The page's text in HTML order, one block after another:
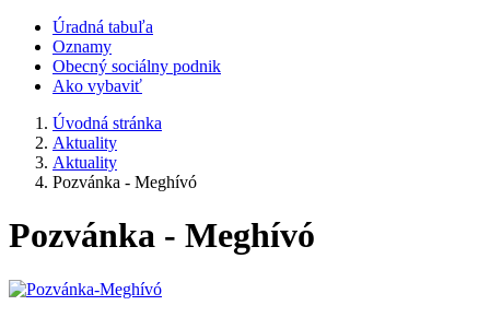
Úradná tabuľa
Oznamy
Obecný sociálny podnik
Ako vybaviť
Úvodná stránka
Aktuality
Aktuality
Pozvánka - Meghívó
Pozvánka - Meghívó